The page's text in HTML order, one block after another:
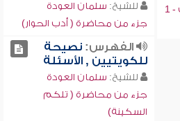
جزء من محاضرة ( المراجعات - 1
للشيخ: سلمان العودة
جزء من محاضرة ( أدب الحوار)
الفهرس:نصيحة
للكويتيين , الأسئلة
للشيخ: سلمان العودة
جزء من محاضرة ( تلكم
السكينة)